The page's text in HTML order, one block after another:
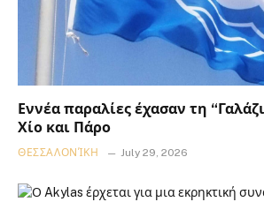
Εννέα παραλίες έχασαν τη
Χίο και Πάρο
ΘΕΣΣΑΛΟΝΊΚΗ July 29, 2026